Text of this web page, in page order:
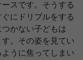
スです。そうする
にドリブルをする
かない子どもは
す。その姿を見てい
うに焦ってしまい